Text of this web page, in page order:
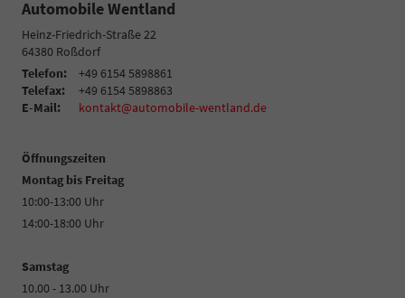
Automobile Wentland
Heinz-Friedrich-Straße 22
64380 Roßdorf
Telefon:
+49 6154 5898861
Telefax:
+49 6154 5898863
E-Mail:
kontakt@automobile-wentland.de
Öffnungszeiten
Montag bis Freitag
10:00-13:00 Uhr
14:00-18:00 Uhr
Samstag
10.00 - 13.00 Uhr